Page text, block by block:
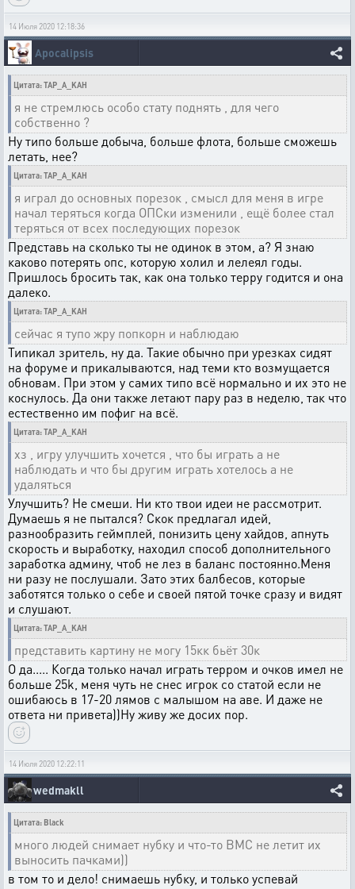
14 Июля 2020 12:18:36
Apocalipsis
Цитата: TAP_A_KAH
я не стремлюсь особо стату поднять , для чего
собственно ?
Ну типо больше добыча, больше флота, больше сможешь
летать, нее?
Цитата: TAP_A_KAH
я играл до основных порезок , смысл для меня в игре
начал теряться когда ОПСки изменили , ещё более стал
теряться от всех последующих порезок
Представь на сколько ты не одинок в этом, а? Я знаю
каково потерять опс, которую холил и лелеял годы.
Пришлось бросить так, как она только терру годится и она
далеко.
Цитата: TAP_A_KAH
сейчас я тупо жру попкорн и наблюдаю
Типикал зритель, ну да. Такие обычно при урезках сидят
на форуме и прикалываются, над теми кто возмущается
обновам. При этом у самих типо всё нормально и их это не
коснулось. Да они также летают пару раз в неделю, так что
естественно им пофиг на всё.
Цитата: TAP_A_KAH
хз , игру улучшить хочется , что бы играть а не
наблюдать и что бы другим играть хотелось а не
удаляться
Улучшить? Не смеши. Ни кто твои идеи не рассмотрит.
Думаешь я не пытался? Скок предлагал идей,
разнообразить геймплей, понизить цену хайдов, апнуть
скорость и выработку, находил способ дополнительного
заработка админу, чтоб не лез в баланс постоянно.Меня
ни разу не послушали. Зато этих балбесов, которые
заботятся только о себе и своей пятой точке сразу и видят
и слушают.
Цитата: TAP_A_KAH
представить картину не могу 15кк бьёт 30к
О да..... Когда только начал играть терром и очков имел не
больше 25k, меня чуть не снес игрок со статой если не
ошибаюсь в 17-20 лямов с малышом на аве. И даже не
ответа ни привета))Ну живу же досих пор.
14 Июля 2020 12:22:11
wedmakll
Цитата: Black
много людей снимает нубку и что-то ВМС не летит их
выносить пачками))
в том то и дело! снимаешь нубку, и только успевай